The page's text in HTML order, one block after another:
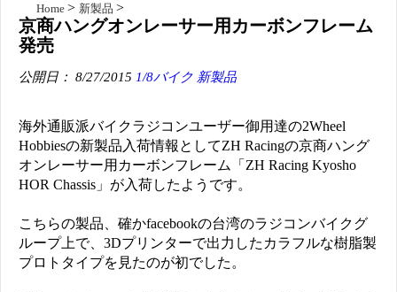
Home 新製品
京商ハングオンレーサー用カーボンフレーム
発売
公開日： 8/27/2015 1/8バイク 新製品
海外通販派バイクラジコンユーザー御用達の2Wheel
Hobbiesの新製品入荷情報としてZH Racingの京商ハング
オンレーサー用カーボンフレーム「ZH Racing Kyosho
HOR Chassis」が入荷したようです。
こちらの製品、確かfacebookの台湾のラジコンバイクグ
ループ上で、3Dプリンターで出力したカラフルな樹脂製
プロトタイプを見たのが初でした。